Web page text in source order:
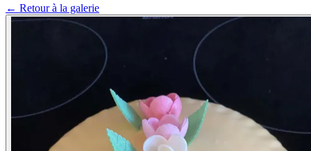
← Retour à la galerie